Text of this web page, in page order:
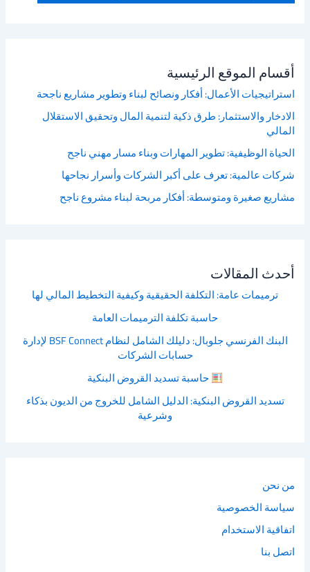
أقسام الموقع الرئيسية
استراتيجيات الأعمال: أفكار ونصائح لبناء وتطوير مشاريع ناجحة
الادخار والاستثمار: طرق ذكية لتنمية المال وتحقيق الاستقلال
المالي
الحياة الوظيفية: تطوير المهارات وبناء مسار مهني ناجح
شركات عالمية: تعرف على أكبر الشركات وأسرار نجاحها
مشاريع صغيرة ومتوسطة: أفكار مربحة لبناء مشروع ناجح
أحدث المقالات
ترميمات عامة: التكلفة الحقيقية وكيفية التخطيط المالي لها
حاسبة تكلفة الترميمات العامة
البنك الفرنسي جلوبال: دليلك الشامل لنظام BSF Connect لإدارة
حسابات الشركات
حاسبة تسديد القروض البنكية
تسديد القروض البنكية: الدليل الشامل للخروج من الديون بذكاء
وشرعية
من نحن
سياسة الخصوصية
اتفاقية الاستخدام
اتصل بنا